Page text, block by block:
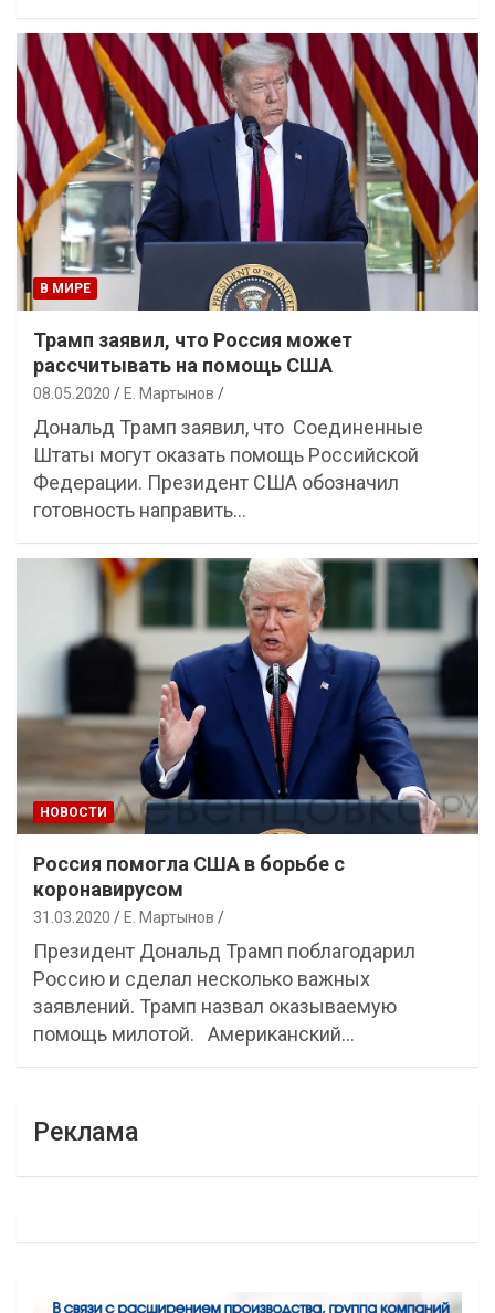
В МИРЕ
Трамп заявил, что Россия может
рассчитывать на помощь США
08.05.2020 Е. Мартынов
Дональд Трамп заявил, что Соединенные
Штаты могут оказать помощь Российской
Федерации. Президент США обозначил
готовность направить…
НОВОСТИ
Россия помогла США в борьбе с
коронавирусом
31.03.2020 Е. Мартынов
Президент Дональд Трамп поблагодарил
Россию и сделал несколько важных
заявлений. Трамп назвал оказываемую
помощь милотой. Американский…
Реклама